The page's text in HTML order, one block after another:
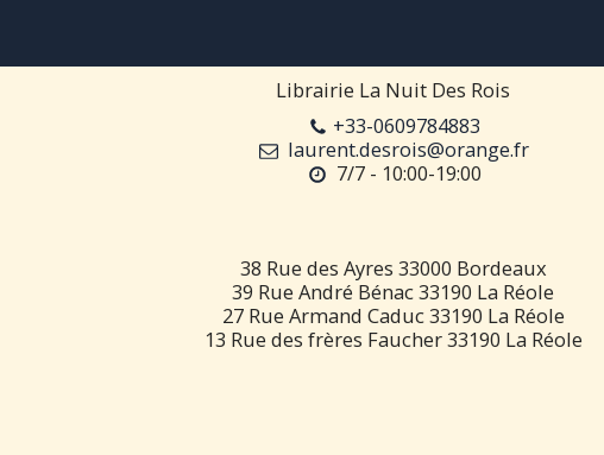
Librairie La Nuit Des Rois
+33-0609784883
laurent.desrois@orange.fr
7/7 - 10:00-19:00
38 Rue des Ayres 33000 Bordeaux
39 Rue André Bénac 33190 La Réole
27 Rue Armand Caduc 33190 La Réole
13 Rue des frères Faucher 33190 La Réole